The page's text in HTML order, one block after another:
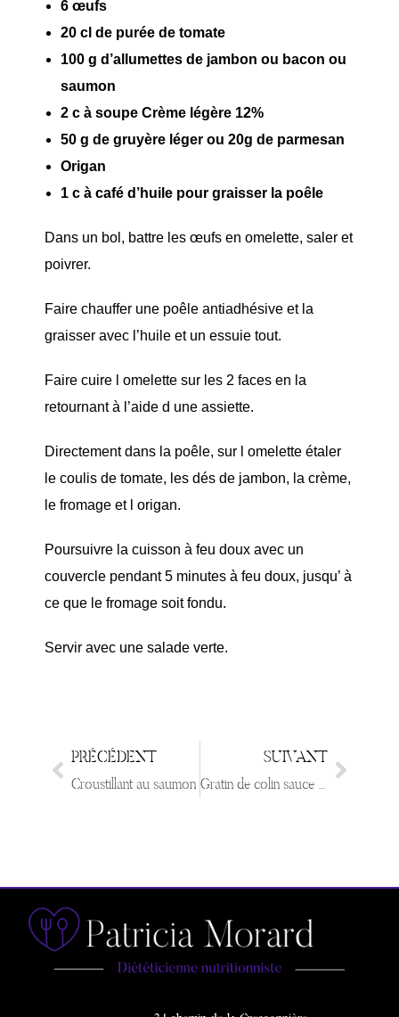
6 œufs
20 cl de purée de tomate
100 g d’allumettes de jambon ou bacon ou
saumon
2 c à soupe Crème légère 12%
50 g de gruyère léger ou 20g de parmesan
Origan
1 c à café d’huile pour graisser la poêle
Dans un bol, battre les œufs en omelette, saler et
poivrer.
Faire chauffer une poêle antiadhésive et la
graisser avec l’huile et un essuie tout.
Faire cuire l omelette sur les 2 faces en la
retournant à l’aide d une assiette.
Directement dans la poêle, sur l omelette étaler
le coulis de tomate, les dés de jambon, la crème,
le fromage et l origan.
Poursuivre la cuisson à feu doux avec un
couvercle pendant 5 minutes à feu doux, jusqu’ à
ce que le fromage soit fondu.
Servir avec une salade verte.
PRÉCÉDENT
Croustillant au saumon
SUIVANT
Gratin de colin sauce tomate